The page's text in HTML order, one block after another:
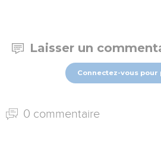
Laisser un
Connectez-vous
0 commentaire